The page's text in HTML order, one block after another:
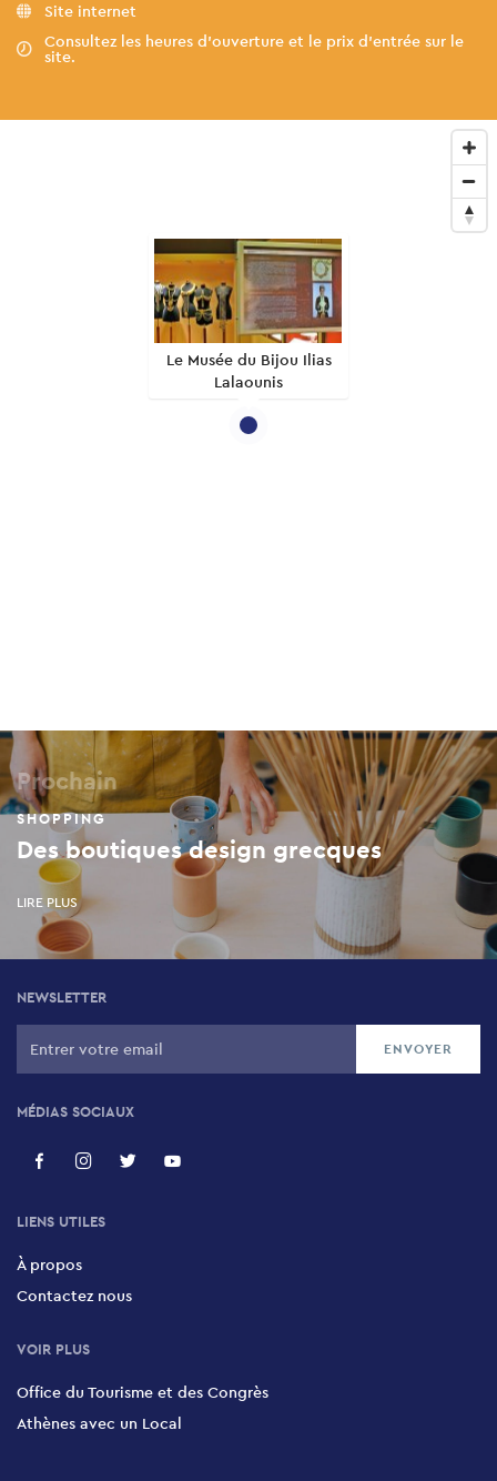
Site internet
Consultez les heures d'ouverture et le prix d'entrée sur le
site.
Le Musée du Bijou Ilias
Lalaounis
Prochain
SHOPPING
Des boutiques design grecques
LIRE PLUS
NEWSLETTER
MÉDIAS SOCIAUX
LIENS UTILES
À propos
Contactez nous
VOIR PLUS
Office du Tourisme et des Congrès
Athènes avec un Local